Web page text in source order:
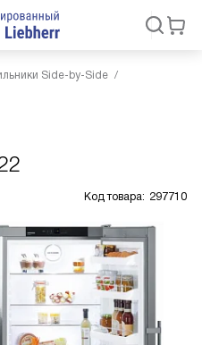
Side-by-Side
Код товара: 297710